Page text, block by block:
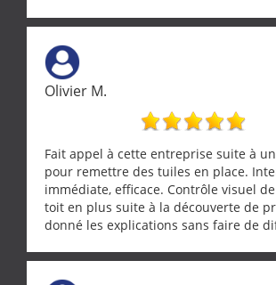
Olivier M.
Fait appel à cette entreprise suite à
pour remettre des tuiles en place.
immédiate, efficace. Contrôle visuel
toit en plus suite à la découverte de
donné les explications sans faire de